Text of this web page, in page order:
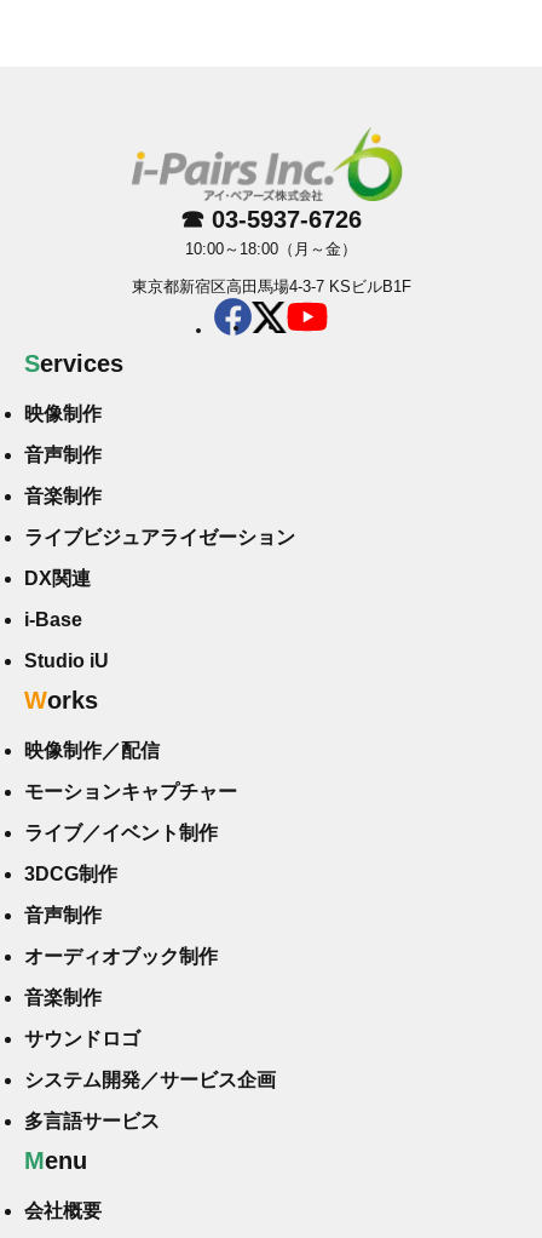
☎ 03-5937-6726
10:00～18:00（月～金）
東京都新宿区高田馬場4-3-7 KSビルB1F
Services
映像制作
音声制作
音楽制作
ライブビジュアライゼーション
DX関連
i-Base
Studio iU
Works
映像制作／配信
モーションキャプチャー
ライブ／イベント制作
3DCG制作
音声制作
オーディオブック制作
音楽制作
サウンドロゴ
システム開発／サービス企画
多言語サービス
Menu
会社概要